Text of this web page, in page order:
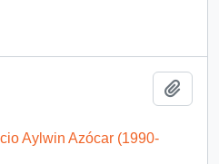
Aylwin Azócar (1990-